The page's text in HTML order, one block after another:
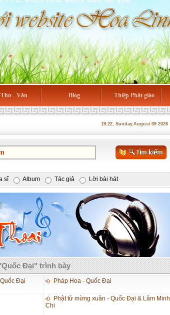
Thơ - Văn Blog Thiệp Phật giáo
19:22, Sunday.August 09 2026
sĩ Album Tác giả Lời bài hát
Đại" trình bày
Đại Pháp Hoa - Quốc Đại
Phật tử mừng xuân - Quốc Đại & Lâm Minh
Chi